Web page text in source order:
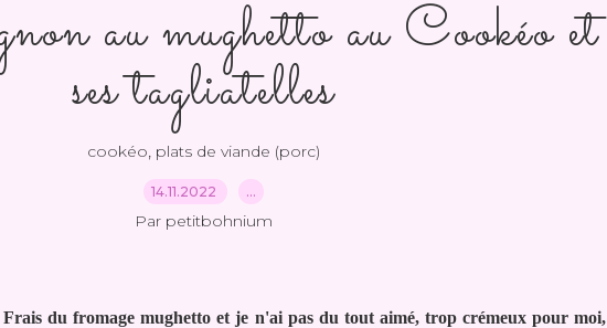
au mughetto au Cookéo et
ses tagliatelles
cookéo, plats de viande (porc)
14.11.2022 …
Par petitbohnium
Frais du fromage mughetto et je n'ai pas du tout aimé, trop crémeux pour moi,